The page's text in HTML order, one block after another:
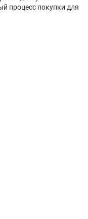
процесс покупки для